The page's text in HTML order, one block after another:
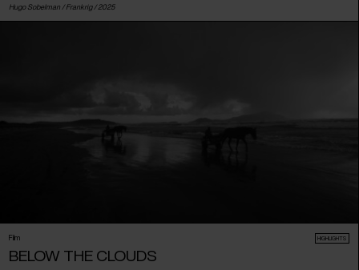
Hugo Sobelman / Frankrig/ 2025
Film HIGHLIGHTS
BELOW THE CLOUDS